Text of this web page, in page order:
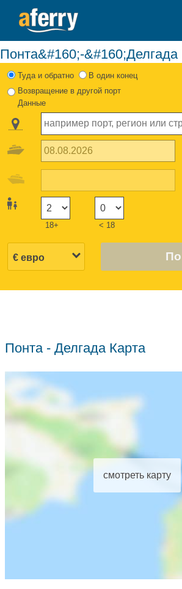
Понта&#160;-
Туда и обратно
В один конец
Возвращение в другой порт
Данные
18+ < 18
Понта - Делгада Карта
смотреть карту